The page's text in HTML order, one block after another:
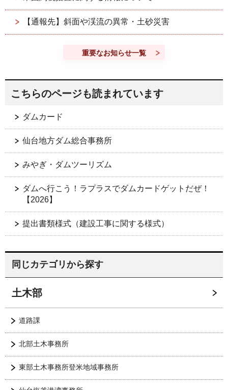
【通報先】斜面や渓流の異常・土砂災害
重要なお知らせ一覧
こちらのページも読まれています
ダムカード
仙台地方ダム総合事務所
みやぎ・ダムツーリズム
ダムへ行こう！ラプラスでダムカードゲットだぜ！
【2026】
提出書類様式（建設工事に関する様式）
同じカテゴリから探す
土木部
道路課
北部土木事務所
東部土木事務所登米地域事務所